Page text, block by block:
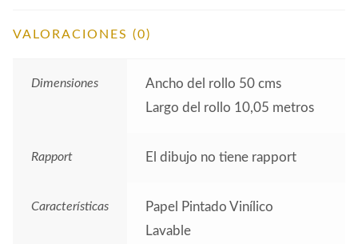
VALORACIONES (0)
Dimensiones
Ancho del rollo 50 cms
Largo del rollo 10,05 metros
Rapport El dibujo no tiene rapport
Características
Papel Pintado Vinílico
Lavable